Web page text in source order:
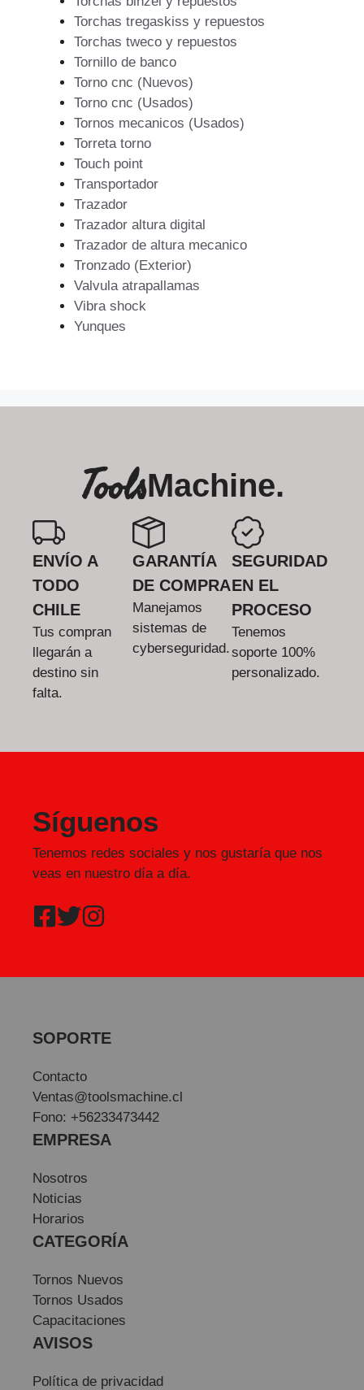
Torchas tregaskiss y repuestos
Torchas tweco y repuestos
Tornillo de banco
Torno cnc (Nuevos)
Torno cnc (Usados)
Tornos mecanicos (Usados)
Torreta torno
Touch point
Transportador
Trazador
Trazador altura digital
Trazador de altura mecanico
Tronzado (Exterior)
Valvula atrapallamas
Vibra shock
Yunques
ToolsMachine.
ENVÍO A
TODO
CHILE
Tus compran
llegarán a
destino sin
falta.
GARANTÍA
DE COMPRA
Manejamos
sistemas de
cyberseguridad.
SEGURIDAD
EN EL
PROCESO
Tenemos
soporte 100%
personalizado.
Síguenos
Tenemos redes sociales y nos gustaría que nos
veas en nuestro día a día.
SOPORTE
Contacto
Ventas@toolsmachine.cl
Fono: +56233473442
EMPRESA
Nosotros
Noticias
Horarios
CATEGORÍA
Tornos Nuevos
Tornos Usados
Capacitaciones
AVISOS
Política de privacidad